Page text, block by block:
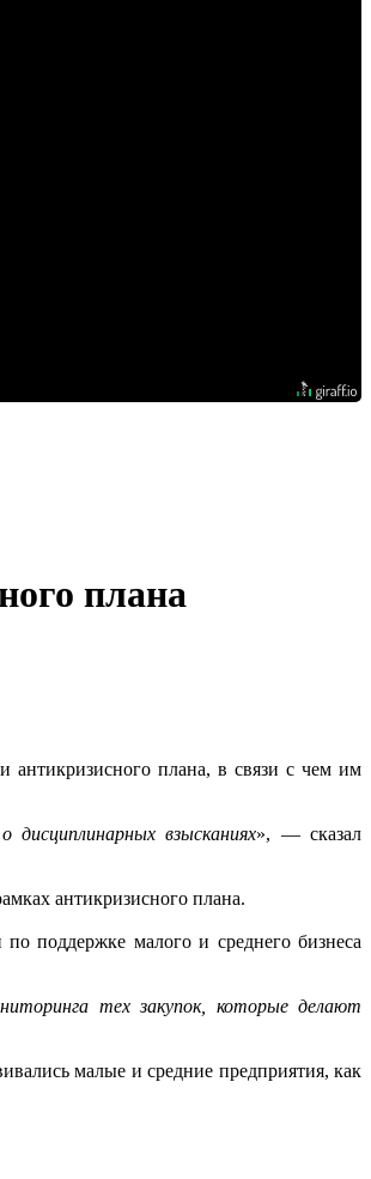
плана
антикризисного плана, в связи с чем им
взысканиях», — сказал
антикризисного плана.
поддержке малого и среднего бизнеса
тех закупок, которые делают
малые и средние предприятия, как